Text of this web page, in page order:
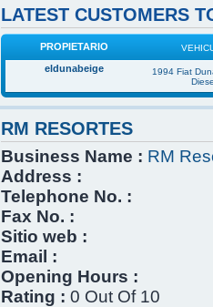
LATEST CUSTOMERS
PROPIETARIO
eldunabeige
1994 Fiat
RM RESORTES
Business Name : RM
Address :
Telephone No. :
Fax No. :
Sitio web :
Email :
Opening Hours :
Rating : 0 Out Of 10